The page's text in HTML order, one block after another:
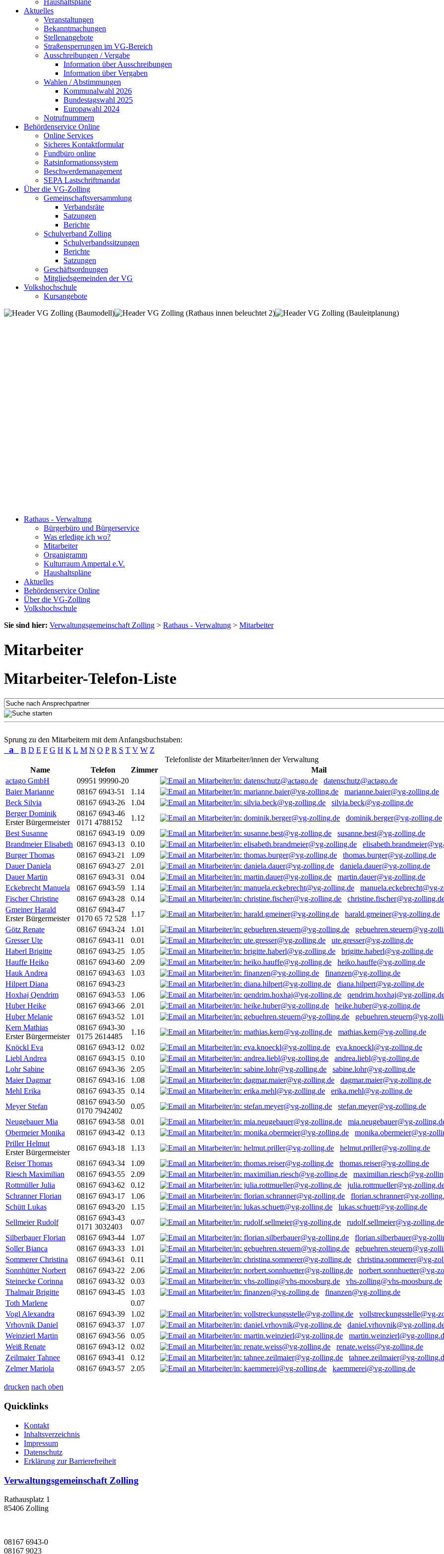
Haushaltspläne
Aktuelles
Veranstaltungen
Bekanntmachungen
Stellenangebote
Straßensperrungen im VG-Bereich
Ausschreibungen / Vergabe
Information über Ausschreibungen
Information über Vergaben
Wahlen / Abstimmungen
Kommunalwahl 2026
Bundestagswahl 2025
Europawahl 2024
Notrufnummern
Behördenservice Online
Online Services
Sicheres Kontaktformular
Fundbüro online
Ratsinformationssystem
Beschwerdemanagement
SEPA Lastschriftmandat
Über die VG-Zolling
Gemeinschaftsversammlung
Verbandsräte
Satzungen
Berichte
Schulverband Zolling
Schulverbandssitzungen
Berichte
Satzungen
Geschäftsordnungen
Mitgliedsgemeinden der VG
Volkshochschule
Kursangebote
Rathaus - Verwaltung
Bürgerbüro und Bürgerservice
Was erledige ich wo?
Mitarbeiter
Organigramm
Kulturraum Ampertal e.V.
Haushaltspläne
Aktuelles
Behördenservice Online
Über die VG-Zolling
Volkshochschule
Sie sind hier: Verwaltungsgemeinschaft Zolling > Rathaus - Verwaltung > Mitarbeiter
Mitarbeiter
Mitarbeiter-Telefon-Liste
Sprung zu den Mitarbeitern mit dem Anfangsbuchstaben:
a B D E F G H K L M N O P R S T V W Z
Telefonliste der Mitarbeiter/innen der Verwaltung
Name
Telefon Zimmer
Mail
actago GmbH
09951 99990-20
datenschutz@actago.de
Baier Marianne
08167 6943-51 1.14
marianne.baier@vg-zolling.de
Beck Silvia
08167 6943-26 1.04
silvia.beck@vg-zolling.de
Berger Dominik
Erster Bürgermeister
08167 6943-46
0171 4788152
1.12
dominik.berger@vg-zolling.de
Best Susanne
08167 6943-19 0.09
susanne.best@vg-zolling.de
Brandmeier Elisabeth 08167 6943-13 0.10
Burger Thomas
08167 6943-21 1.09
thomas.burger@vg-zolling.de
Dauer Daniela
08167 6943-27 2.01
daniela.dauer@vg-zolling.de
Dauer Martin
08167 6943-31 0.04
martin.dauer@vg-zolling.de
Eckebrecht Manuela
08167 6943-59 1.14
manuela.eckebrecht@vg-
Fischer Christine
08167 6943-28 0.14
christine.fischer@vg-
Gmeiner Harald
Erster Bürgermeister
08167 6943-47
0170 65 72 528
1.17
harald.gmeiner@vg-zolling.de
Götz Renate
08167 6943-24 1.01
gebuehren.steuern@vg-
Gresser Ute
08167 6943-11 0.01
ute.gresser@vg-zolling.de
Haberl Brigitte
08167 6943-25 1.05
brigitte.haberl@vg-zolling.de
Hauffe Heiko
08167 6943-60 2.09
heiko.hauffe@vg-zolling.de
Hauk Andrea
08167 6943-63 1.03
finanzen@vg-zolling.de
Hilpert Diana
08167 6943-23
diana.hilpert@vg-zolling.de
Hoxhaj Qendrim
08167 6943-53 1.06
qendrim.hoxhaj@vg-
Huber Heike
08167 6943-66 2.01
heike.huber@vg-zolling.de
Huber Melanie
08167 6943-52 1.01
gebuehren.steuern@vg-
Kern Mathias
Erster Bürgermeister
08167 6943-30
0175 2614485
1.16
mathias.kern@vg-zolling.de
Knöckl Eva
08167 6943-12 0.02
eva.knoeckl@vg-zolling.de
Liebl Andrea
08167 6943-15 0.10
andrea.liebl@vg-zolling.de
Lohr Sabine
08167 6943-36 2.05
sabine.lohr@vg-zolling.de
Maier Dagmar
08167 6943-16 1.08
dagmar.maier@vg-zolling.de
Mehl Erika
08167 6943-35 0.14
erika.mehl@vg-zolling.de
Meyer Stefan
08167 6943-50
0170 7942402
0.05
stefan.meyer@vg-zolling.de
Neugebauer Mia
08167 6943-58 0.01
mia.neugebauer@vg-
Obermeier Monika
08167 6943-42 0.13
monika.obermeier@vg-
Priller Helmut
Erster Bürgermeister
08167 6943-18 1.13
helmut.priller@vg-zolling.de
Reiser Thomas
08167 6943-34 1.09
thomas.reiser@vg-zolling.de
Riesch Maximilian
08167 6943-55 2.09
maximilian.riesch@vg-
Rottmüller Julia
08167 6943-62 0.12
julia.rottmueller@vg-
Schranner Florian
08167 6943-17 1.06
florian.schranner@vg-
Schütt Lukas
08167 6943-20 1.15
lukas.schuett@vg-zolling.de
Sellmeier Rudolf
08167 6943-43
0171 3032403
0.07
rudolf.sellmeier@vg-zolling.de
Silberbauer Florian
08167 6943-44 1.07
florian.silberbauer@vg-
Soller Bianca
08167 6943-33 1.01
gebuehren.steuern@vg-
Sommerer Christina
08167 6943-61 0.11
christina.sommerer@vg-
Sonnhütter Norbert
08167 6943-22 2.06
norbert.sonnhuetter@vg-
Steinecke Corinna
08167 6943-32 0.03
vhs-zolling@vhs-moosburg.de
Thalmair Brigitte
08167 6943-45 1.03
finanzen@vg-zolling.de
Toth Marlene
0.07
Vogl Alexandra
08167 6943-39 1.02
vollstreckungsstelle@vg-
Vrhovnik Daniel
08167 6943-37 1.07
daniel.vrhovnik@vg-
Weinzierl Martin
08167 6943-56 0.05
martin.weinzierl@vg-
Weiß Renate
08167 6943-12 0.02
renate.weiss@vg-zolling.de
Zeilmaier Tahnee
08167 6943-41 0.12
tahnee.zeilmaier@vg-
Zelmer Mariola
08167 6943-57 2.05 kaemmerei@vg-zolling.de
drucken nach oben
Quicklinks
Kontakt
Inhaltsverzeichnis
Impressum
Datenschutz
Erklärung zur Barrierefreiheit
Verwaltungsgemeinschaft Zolling
Rathausplatz 1
85406 Zolling
08167 6943-0
08167 9023